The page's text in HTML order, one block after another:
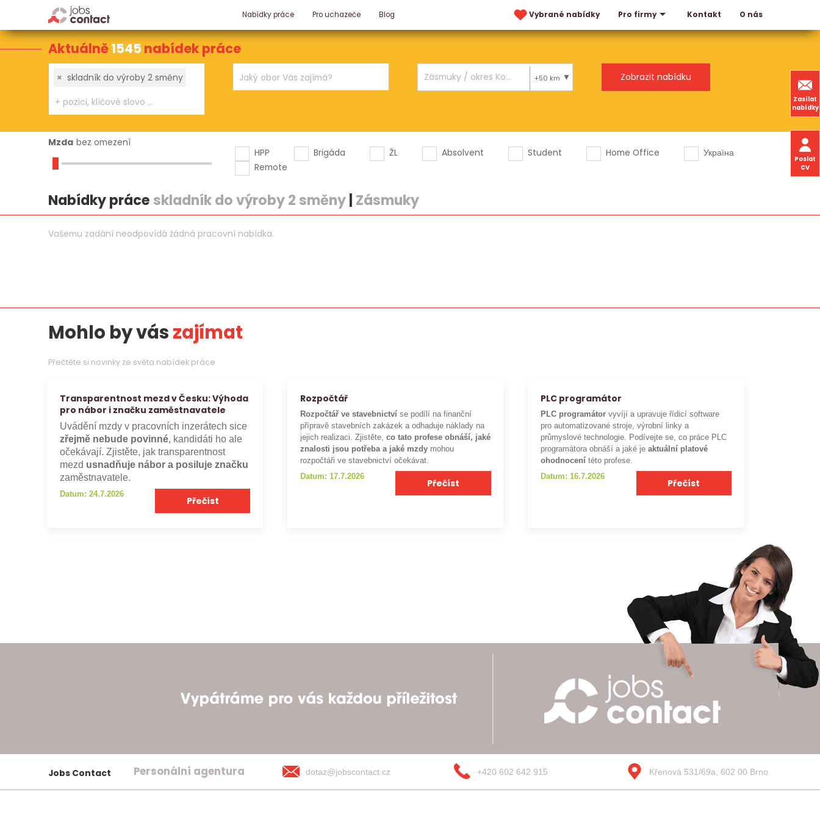
Nabídky práce Pro uchazeče Blog Vybrané nabídky Pro firmy Kontakt O nás
Zasílat
nabídky
Poslat
CV
Aktuálně1545 nabídek práce
× skladník do výroby 2 směny +50 km
Mzda bez omezení
HPP
Brigáda ŽL Absolvent Student Home Office
Україна
Remote
Nabídky práce skladník do výroby 2 směny| Zásmuky
Vašemu zadání neodpovídá žádná pracovní nabídka.
Mohlo by vászajímat
Přečtěte si novinky ze světa nabídek práce
Transparentnost mezd v Česku: Výhoda
pro nábor i značku zaměstnavatele
Uvádění mzdy v pracovních inzerátech sice
zřejmě nebude povinné, kandidáti ho ale
očekávají. Zjistěte, jak transparentnost
mezd usnadňuje nábor a posiluje značku
zaměstnavatele.
Datum: 24.7.2026
Přečíst
Rozpočtář
Rozpočtář ve stavebnictví se podílí na finanční
přípravě stavebních zakázek a odhaduje náklady na
jejich realizaci. Zjistěte,co tato profese obnáší, jaké
znalosti jsou potřeba a jaké mzdy mohou
rozpočtáři ve stavebnictví očekávat.
Datum: 17.7.2026
Přečíst
PLC programátor
PLC programátor vyvíjí a upravuje řídicí software
pro automatizované stroje, výrobní linky a
průmyslové technologie. Podívejte se, co práce PLC
programátora obnáší a jaké je aktuální platové
ohodnocení této profese.
Datum: 16.7.2026
Přečíst
Jobs Contact Personální agentura dotaz@jobscontact.cz +420 602 642 915 Křenová 531/69a, 602 00 Brno